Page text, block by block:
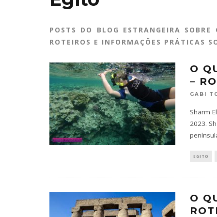
POSTS DO BLOG ESTRANGEIRA
ROTEIROS E INFORMAÇÕES PRÁTICAS
O
–
GABI
Sharm
2023.
EGITO
O